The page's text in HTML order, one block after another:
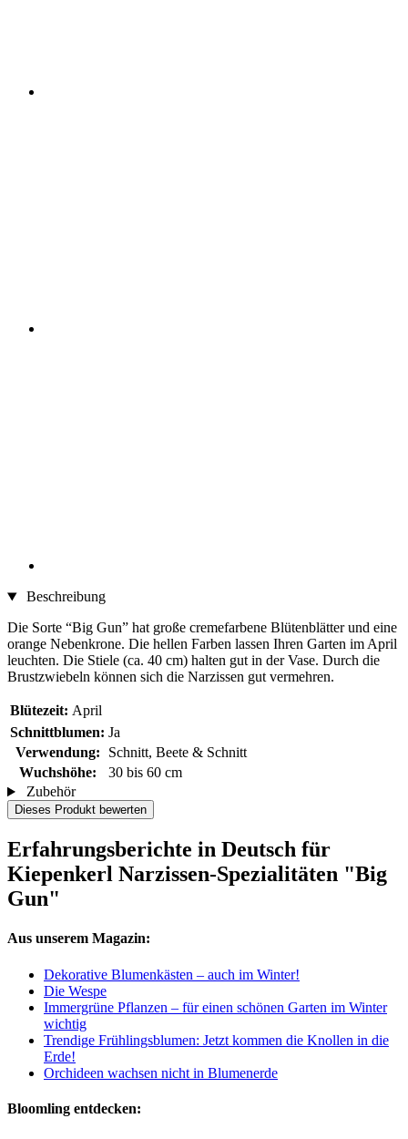
Beschreibung
Die Sorte “Big Gun” hat große cremefarbene Blütenblätter und eine
orange Nebenkrone. Die hellen Farben lassen Ihren Garten im April
leuchten. Die Stiele (ca. 40 cm) halten gut in der Vase. Durch die
Brustzwiebeln können sich die Narzissen gut vermehren.
Blütezeit: April
Schnittblumen: Ja
Verwendung:
Schnitt, Beete & Schnitt
Wuchshöhe:
30 bis 60 cm
Zubehör
Dieses Produkt bewerten
Erfahrungsberichte in Deutsch für
Kiepenkerl Narzissen-Spezialitäten "Big
Gun"
Aus unserem Magazin:
Dekorative Blumenkästen – auch im Winter!
Die Wespe
Immergrüne Pflanzen – für einen schönen Garten im Winter
wichtig
Trendige Frühlingsblumen: Jetzt kommen die Knollen in die
Erde!
Orchideen wachsen nicht in Blumenerde
Bloomling entdecken: